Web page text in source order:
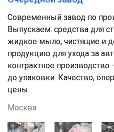
Современный завод по
Выпускаем: средства для
жидкое мыло, чистящие и
продукцию для ухода за
контрактное производство
до упаковки. Качество,
цены.
Москва